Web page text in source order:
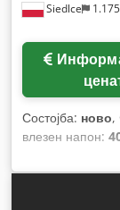
Siedlce
Состојба: ново,
влезен напон:
максимална
брзина на